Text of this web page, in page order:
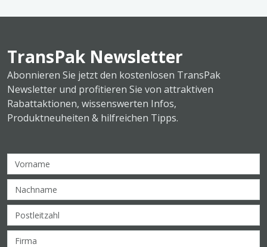
TransPak Newsletter
Abonnieren Sie jetzt den kostenlosen TransPak
Newsletter und profitieren Sie von attraktiven
Rabattaktionen, wissenswerten Infos,
Produktneuheiten & hilfreichen Tipps.